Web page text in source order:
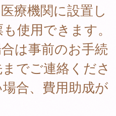
療機関に設置し
使用できます。
は事前のお手続
でご連絡くださ
合、費用助成が